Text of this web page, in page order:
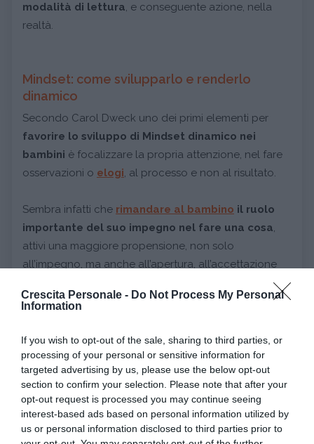
Crescita Personale - Do Not Process My Personal
Information
If you wish to opt-out of the sale, sharing to third parties, or
processing of your personal or sensitive information for
targeted advertising by us, please use the below opt-out
section to confirm your selection. Please note that after your
opt-out request is processed you may continue seeing
interest-based ads based on personal information utilized by
us or personal information disclosed to third parties prior to
modalità di lettura, e conseguente azione, nella
realtà.
Mindset: come svilupparlo e renderlo
dinamico
Secondo Carol Dweck uno dei primi elementi per
favorire lo sviluppo di Mindset dinamico nei
bambini è focalizzare la propria attenzione, nel fare
osservazioni o elogi, al processo e non al risultato.
Sembra infatti che rimandare al bambino il ruolo
importante del suo impegno nel fare una cosa,
attivi una maggiore propensione, non solo
all’impegno, ma anche all’apertura, all’accettazione
da unaforma mentis chiusa e statica e iniziare ad
approcciare un atteggiamento più aperto e dinamico,
oggi molto più funzionale, data anche la velocità e
flessibilità delle cose.
Come già detto il primo passo èrendersi conto di